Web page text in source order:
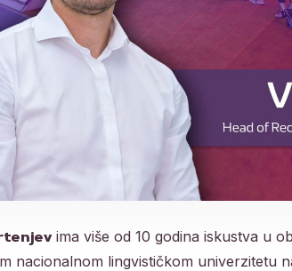
ima više od 10 godina iskustva u
nacionalnom lingvističkom univerzitetu